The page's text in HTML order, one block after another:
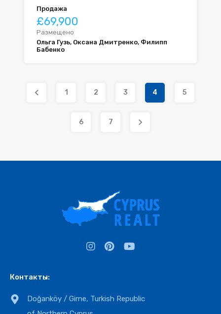
Продажа
£69,900
Размещено
Ольга Гузь, Оксана Дмитренко, Филипп
Бабенко
1 2 3 4 5
6 7
Контакты:
Doğanköy / Girne, Turkish Republic